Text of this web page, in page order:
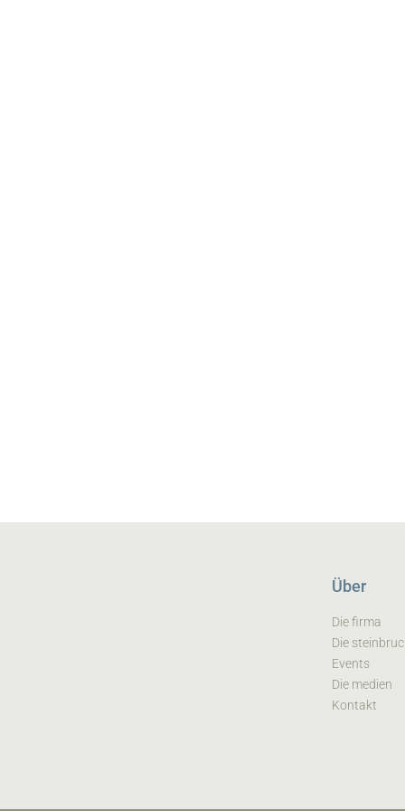
Über
Die firma
Die
Events
Die medien
Kontakt